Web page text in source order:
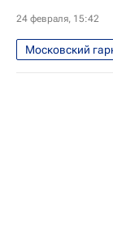
24 февраля, 15:42
Московский
Происшествия